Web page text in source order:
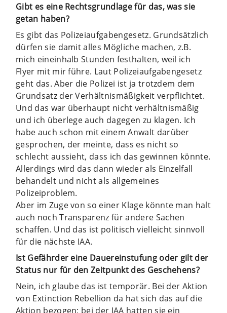
Gibt es eine Rechtsgrundlage für das, was sie
getan haben?
Es gibt das Polizeiaufgabengesetz. Grundsätzlich
dürfen sie damit alles Mögliche machen, z.B.
mich eineinhalb Stunden festhalten, weil ich
Flyer mit mir führe. Laut Polizeiaufgabengesetz
geht das. Aber die Polizei ist ja trotzdem dem
Grundsatz der Verhältnismäßigkeit verpflichtet.
Und das war überhaupt nicht verhältnismäßig
und ich überlege auch dagegen zu klagen. Ich
habe auch schon mit einem Anwalt darüber
gesprochen, der meinte, dass es nicht so
schlecht aussieht, dass ich das gewinnen könnte.
Allerdings wird das dann wieder als Einzelfall
behandelt und nicht als allgemeines
Polizeiproblem.
Aber im Zuge von so einer Klage könnte man halt
auch noch Transparenz für andere Sachen
schaffen. Und das ist politisch vielleicht sinnvoll
für die nächste IAA.
Ist Gefährder eine Dauereinstufung oder gilt der
Status nur für den Zeitpunkt des Geschehens?
Nein, ich glaube das ist temporär. Bei der Aktion
von Extinction Rebellion da hat sich das auf die
Aktion bezogen; bei der IAA hatten sie ein